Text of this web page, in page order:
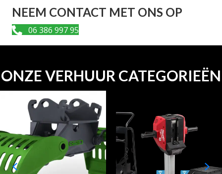
NEEM CONTACT MET ONS OP
06 386 997 95
ONZE VERHUUR CATEGORIEËN